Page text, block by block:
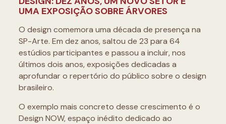
UMA EXPOSIÇÃO SOBRE ÁRVORES
O design comemora uma década de presença na
SP-Arte. Em dez anos, saltou de 23 para 64
estúdios participantes e passou a incluir, nos
últimos dois anos, exposições dedicadas a
aprofundar o repertório do público sobre o design
brasileiro.
O exemplo mais concreto desse crescimento é o
Design NOW, espaço inédito dedicado ao